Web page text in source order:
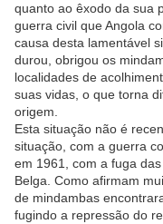
quanto ao êxodo da sua
guerra civil que Angola
causa desta lamentável
durou, obrigou os
localidades de
suas vidas, o que torna
origem.
Esta situação não é
situação, com a guerra
em 1961, com a fuga
Belga. Como afirmam
de mindambas
fugindo a repressão do